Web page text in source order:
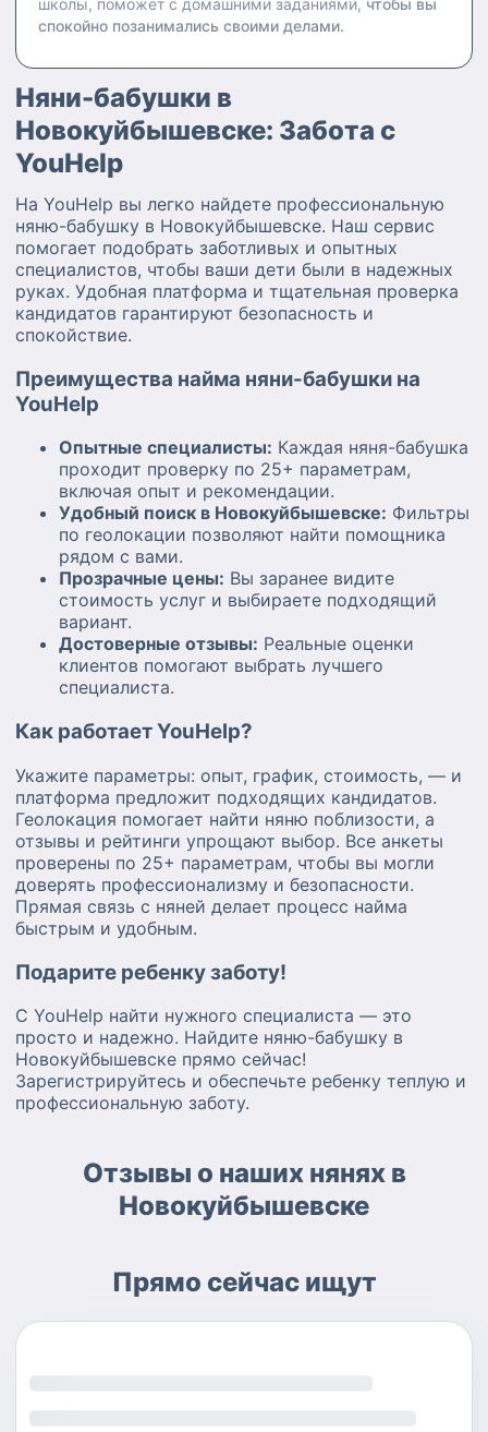
школы, поможет с домашними заданиями, чтобы вы
спокойно позанимались своими делами.
Няни-бабушки в
Новокуйбышевске: Забота с
YouHelp
На YouHelp вы легко найдете профессиональную
няню-бабушку в Новокуйбышевске. Наш сервис
помогает подобрать заботливых и опытных
специалистов, чтобы ваши дети были в надежных
руках. Удобная платформа и тщательная проверка
кандидатов гарантируют безопасность и
спокойствие.
Преимущества найма няни-бабушки на
YouHelp
Опытные специалисты: Каждая няня-бабушка
проходит проверку по 25+ параметрам,
включая опыт и рекомендации.
Удобный поиск в Новокуйбышевске: Фильтры
по геолокации позволяют найти помощника
рядом с вами.
Прозрачные цены: Вы заранее видите
стоимость услуг и выбираете подходящий
вариант.
Достоверные отзывы: Реальные оценки
клиентов помогают выбрать лучшего
специалиста.
Как работает YouHelp?
Укажите параметры: опыт, график, стоимость, — и
платформа предложит подходящих кандидатов.
Геолокация помогает найти няню поблизости, а
отзывы и рейтинги упрощают выбор. Все анкеты
проверены по 25+ параметрам, чтобы вы могли
доверять профессионализму и безопасности.
Прямая связь с няней делает процесс найма
быстрым и удобным.
Подарите ребенку заботу!
С YouHelp найти нужного специалиста — это
просто и надежно. Найдите няню-бабушку в
Новокуйбышевске прямо сейчас!
Зарегистрируйтесь и обеспечьте ребенку теплую и
профессиональную заботу.
Отзывы о наших нянях в
Новокуйбышевске
Прямо сейчас ищут